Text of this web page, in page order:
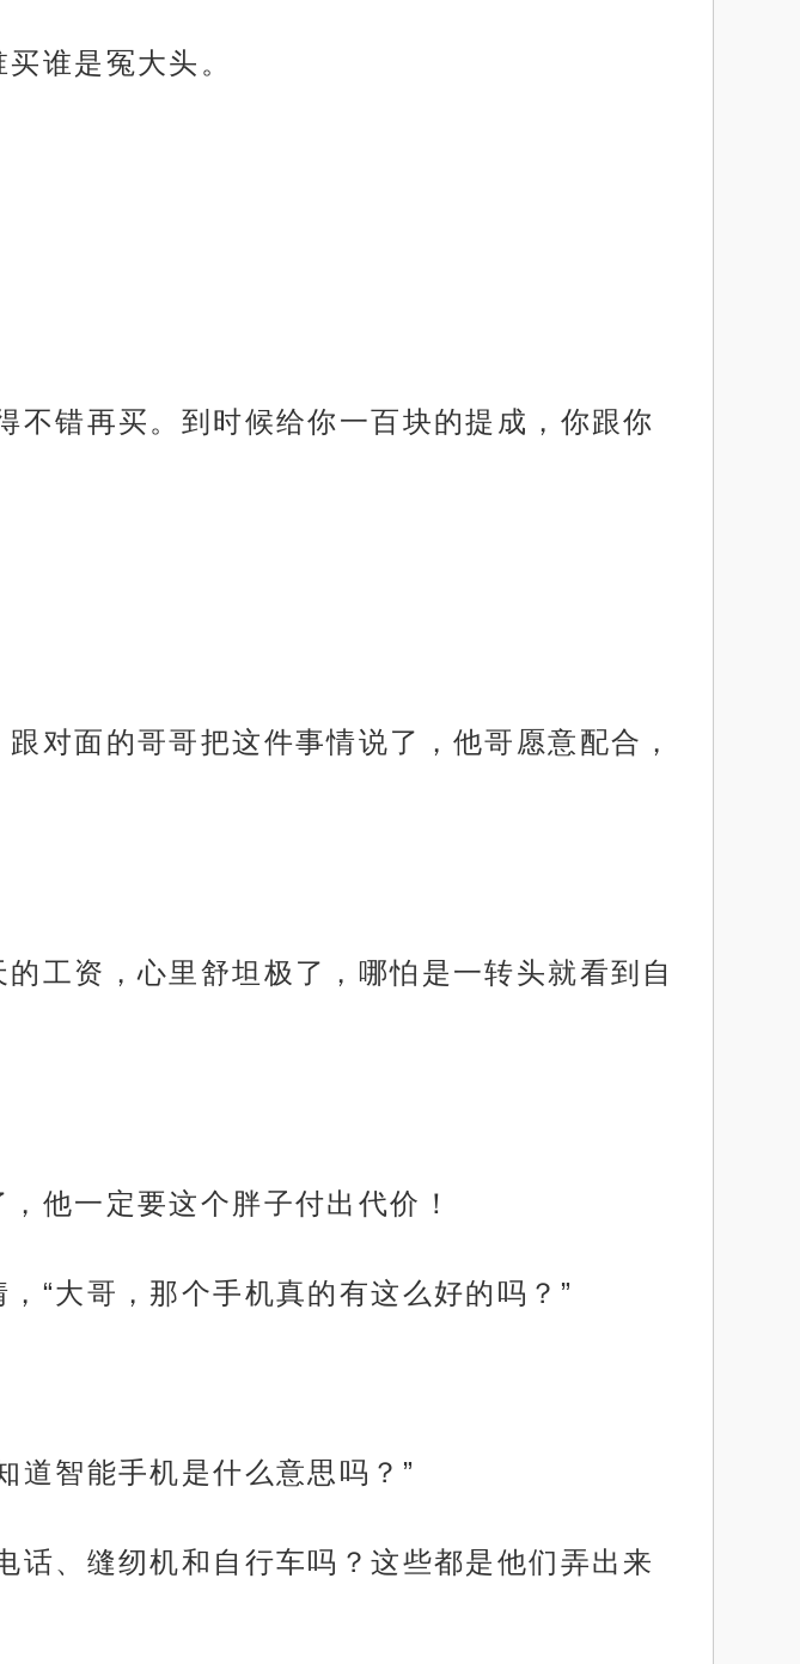
谁是冤大头。
不错再买。到时候给你一百块的提成，你跟你
对面的哥哥把这件事情说了，他哥愿意配合，
工资，心里舒坦极了，哪怕是一转头就看到自
他一定要这个胖子付出代价！
“大哥，那个手机真的有这么好的吗？”
道智能手机是什么意思吗？”
话、缝纫机和自行车吗？这些都是他们弄出来